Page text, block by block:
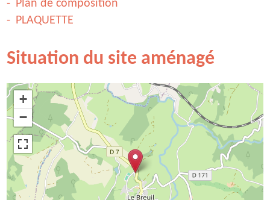
Plan de composition
PLAQUETTE
Situation du site aménagé
+
−